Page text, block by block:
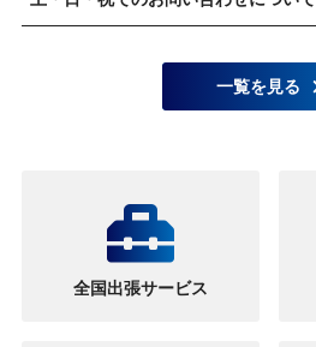
一覧を見る
全国出張サービス